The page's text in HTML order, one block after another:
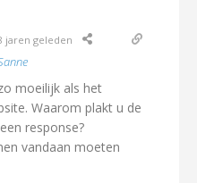
jaren geleden
moeilijk als het
Waarom plakt u de
response?
vandaan moeten